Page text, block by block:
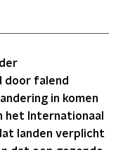
door falend
in komen
het Internationaal
landen verplicht